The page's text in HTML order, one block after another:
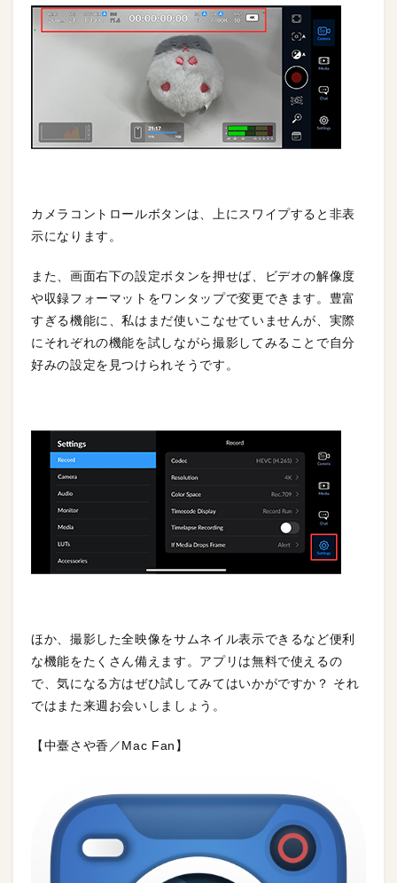
カメラコントロールボタンは、上にスワイプすると非表
示になります。
また、画面右下の設定ボタンを押せば、ビデオの解像度
や収録フォーマットをワンタップで変更できます。豊富
すぎる機能に、私はまだ使いこなせていませんが、実際
にそれぞれの機能を試しながら撮影してみることで自分
好みの設定を見つけられそうです。
ほか、撮影した全映像をサムネイル表示できるなど便利
な機能をたくさん備えます。アプリは無料で使えるの
で、気になる方はぜひ試してみてはいかがですか？ それ
ではまた来週お会いしましょう。
【中臺さや香／Mac Fan】